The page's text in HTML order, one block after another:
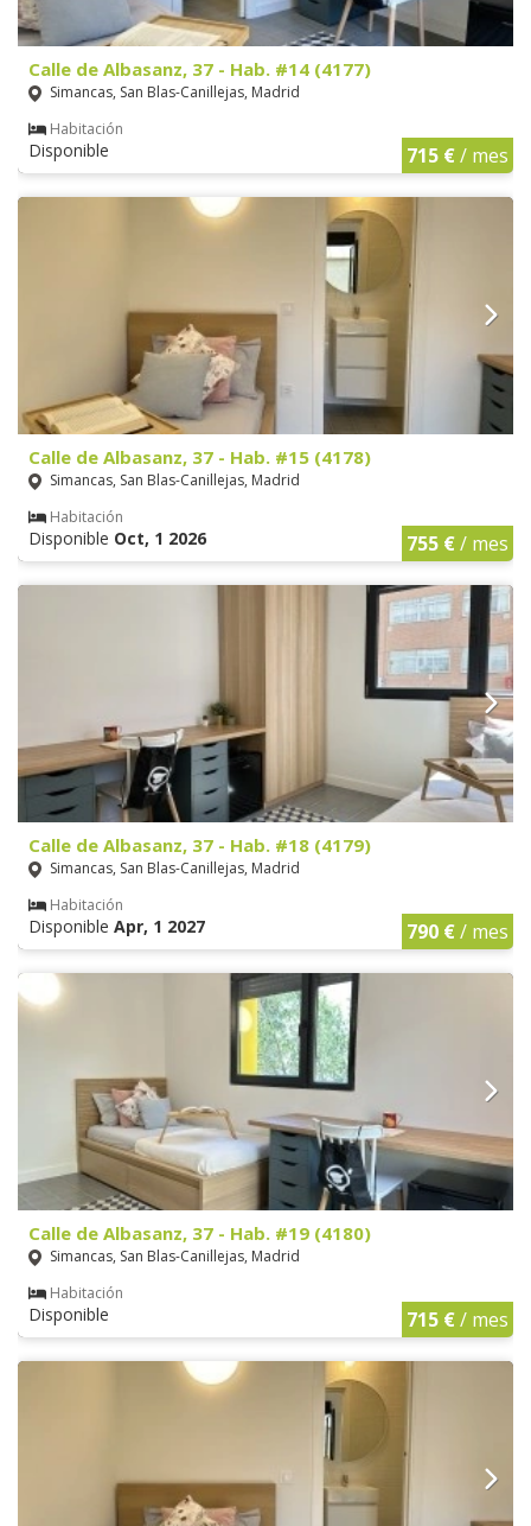
Calle de Albasanz, 37 - Hab. #14 (4177)
Simancas, San Blas-Canillejas, Madrid
Habitación
Disponible 715 €/ mes
Calle de Albasanz, 37 - Hab. #15 (4178)
Simancas, San Blas-Canillejas, Madrid
Habitación
Disponible Oct, 1 2026 755 €/ mes
Calle de Albasanz, 37 - Hab. #18 (4179)
Simancas, San Blas-Canillejas, Madrid
Habitación
Disponible Apr, 1 2027 790 €/ mes
Calle de Albasanz, 37 - Hab. #19 (4180)
Simancas, San Blas-Canillejas, Madrid
Habitación
Disponible 715 €/ mes